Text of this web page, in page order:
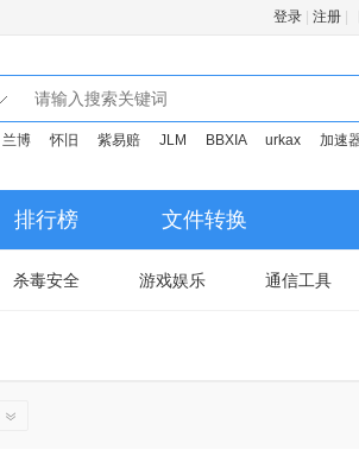
登录 注册
兰博 怀旧 紫易赔 JLM BBXIA urkax 加速
排行榜 文件转换
杀毒安全 游戏娱乐 通信工具